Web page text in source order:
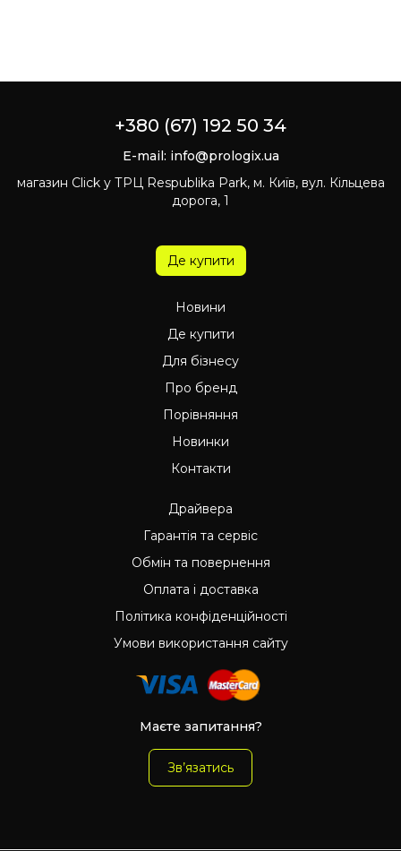
+380 (67) 192 50 34
E-mail: info@prologix.ua
магазин Click у ТРЦ Respublika Park, м. Київ, вул. Кільцева
дорога, 1
Де купити
Новини
Де купити
Для бізнесу
Про бренд
Порівняння
Новинки
Контакти
Драйвера
Гарантія та сервіс
Обмін та повернення
Оплата і доставка
Політика конфіденційності
Умови використання сайту
Маєте запитання?
Зв’язатись